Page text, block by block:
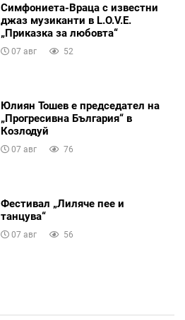
Симфониета-Враца с известни
джаз музиканти в L.O.V.E.
„Приказка за любовта“
07 авг 52
Юлиян Тошев е председател на
„Прогресивна България“ в
Козлодуй
07 авг 76
Фестивал „Лиляче пее и
танцува“
07 авг 56